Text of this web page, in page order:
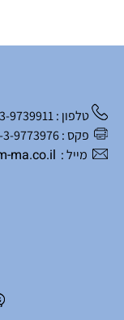
טלפון : 972-3-9739911+
פקס : 972-3-9773976+
מייל : ma.co.il